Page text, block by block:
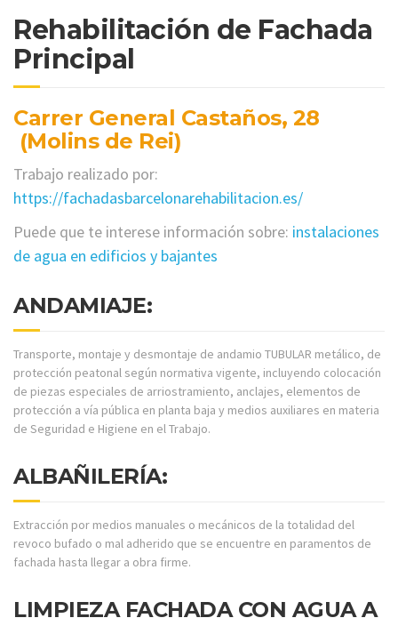
Rehabilitación de Fachada
Principal
Carrer General Castaños, 28
(Molins de Rei)
Trabajo realizado por:
https://fachadasbarcelonarehabilitacion.es/
Puede que te interese información sobre: instalaciones
de agua en edificios y bajantes
ANDAMIAJE:
Transporte, montaje y desmontaje de andamio TUBULAR metálico, de
protección peatonal según normativa vigente, incluyendo colocación
de piezas especiales de arriostramiento, anclajes, elementos de
protección a vía pública en planta baja y medios auxiliares en materia
de Seguridad e Higiene en el Trabajo.
ALBAÑILERÍA:
Extracción por medios manuales o mecánicos de la totalidad del
revoco bufado o mal adherido que se encuentre en paramentos de
fachada hasta llegar a obra firme.
LIMPIEZA FACHADA CON AGUA A